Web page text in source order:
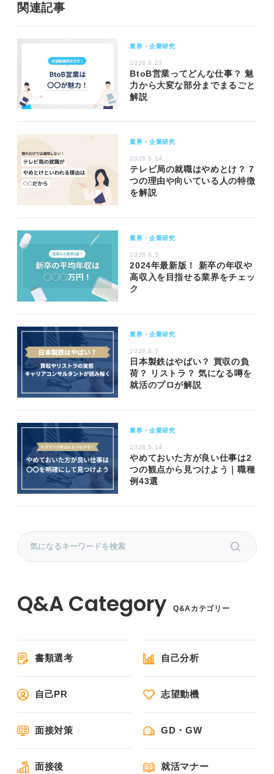
関連記事
業界・企業研究
2026.6.23
BtoB営業ってどんな仕事？ 魅
力から大変な部分までまるごと
解説
業界・企業研究
2026.5.14
テレビ局の就職はやめとけ？ 7
つの理由や向いている人の特徴
を解説
業界・企業研究
2026.6.5
2024年最新版！ 新卒の年収や
高収入を目指せる業界をチェッ
ク
業界・企業研究
2026.8.7
日本製鉄はやばい？ 買収の負
荷？ リストラ？ 気になる噂を
就活のプロが解説
業界・企業研究
2026.5.14
やめておいた方が良い仕事は2
つの観点から見つけよう｜職種
例43選
Q&Aカテゴリー
書類選考 自己分析
自己PR 志望動機
面接対策 GD・GW
面接後 就活マナー